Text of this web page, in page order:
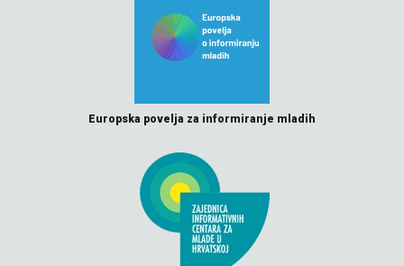
Europska povelja za informiranje mladih